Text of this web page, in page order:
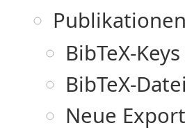
BibTeX-
BibTeX-
Neue